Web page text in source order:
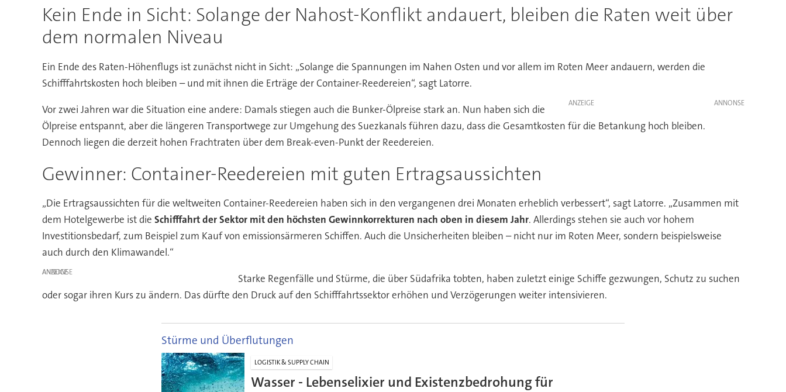
Kein Ende in Sicht: Solange der Nahost-Konflikt andauert, bleiben die Raten weit über
dem normalen Niveau
Ein Ende des Raten-Höhenflugs ist zunächst nicht in Sicht: „Solange die Spannungen im Nahen Osten und vor allem im Roten Meer andauern, werden die
Schifffahrtskosten hoch bleiben – und mit ihnen die Erträge der Container-Reedereien“, sagt Latorre.
ANZEIGE
Vor zwei Jahren war die Situation eine andere: Damals stiegen auch die Bunker-Ölpreise stark an. Nun haben sich die
Ölpreise entspannt, aber die längeren Transportwege zur Umgehung des Suezkanals führen dazu, dass die Gesamtkosten für die Betankung hoch bleiben.
Dennoch liegen die derzeit hohen Frachtraten über dem Break-even-Punkt der Reedereien.
Gewinner: Container-Reedereien mit guten Ertragsaussichten
„Die Ertragsaussichten für die weltweiten Container-Reedereien haben sich in den vergangenen drei Monaten erheblich verbessert“, sagt Latorre. „Zusammen mit
dem Hotelgewerbe ist die Schifffahrt der Sektor mit den höchsten Gewinnkorrekturen nach oben in diesem Jahr. Allerdings stehen sie auch vor hohem
Investitionsbedarf, zum Beispiel zum Kauf von emissionsärmeren Schiffen. Auch die Unsicherheiten bleiben – nicht nur im Roten Meer, sondern beispielsweise
auch durch den Klimawandel.“
ANZEIGE
Starke Regenfälle und Stürme, die über Südafrika tobten, haben zuletzt einige Schiffe gezwungen, Schutz zu suchen
oder sogar ihren Kurs zu ändern. Das dürfte den Druck auf den Schifffahrtssektor erhöhen und Verzögerungen weiter intensivieren.
Stürme und Überflutungen
LOGISTIK & SUPPLY CHAIN
Wasser - Lebenselixier und Existenzbedrohung für